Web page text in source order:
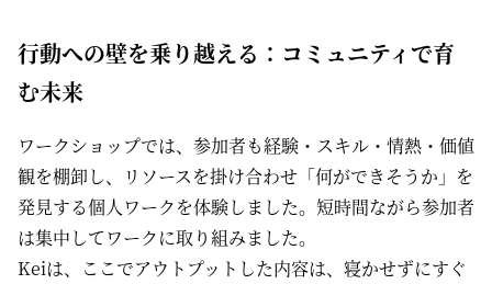
行動への壁を乗り越える：コミュニティで育
む未来
ワークショップでは、参加者も経験・スキル・情熱・価値
観を棚卸し、リソースを掛け合わせ「何ができそうか」を
発見する個人ワークを体験しました。短時間ながら参加者
は集中してワークに取り組みました。
Keiは、ここでアウトプットした内容は、寝かせずにすぐ